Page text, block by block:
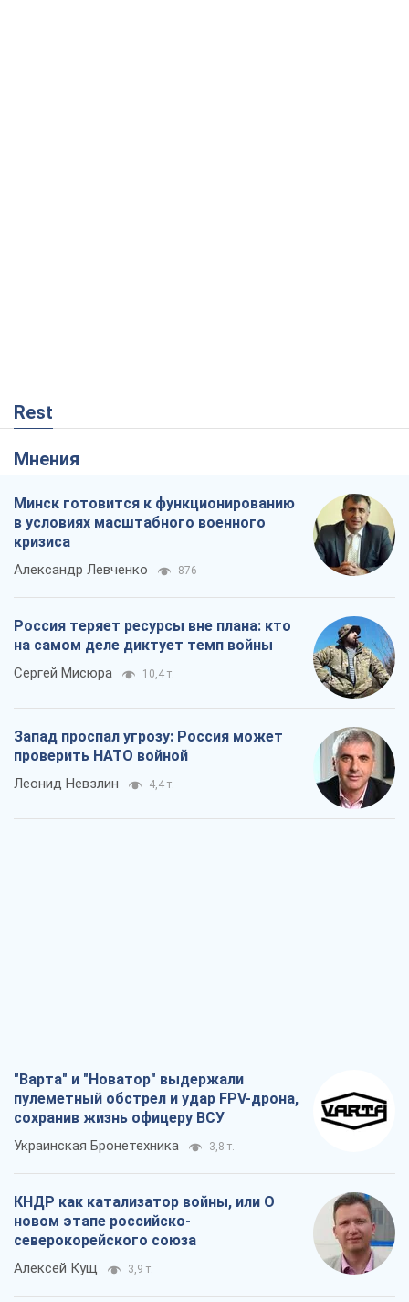
Rest
Мнения
Минск готовится к функционированию
в условиях масштабного военного
кризиса
Александр Левченко 876
Россия теряет ресурсы вне плана: кто
на самом деле диктует темп войны
Сергей Мисюра 10,4 т.
Запад проспал угрозу: Россия может
проверить НАТО войной
Леонид Невзлин 4,4 т.
"Варта" и "Новатор" выдержали
пулеметный обстрел и удар FPV-дрона,
сохранив жизнь офицеру ВСУ
Украинская Бронетехника 3,8 т.
КНДР как катализатор войны, или О
новом этапе российско-
северокорейского союза
Алексей Кущ 3,9 т.